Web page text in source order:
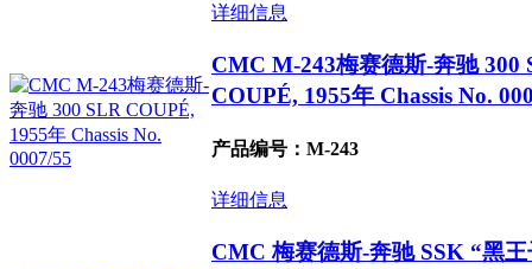
详细信息
CMC M-243梅赛德斯-奔驰 300
COUPÉ, 1955年 Chassis No.
产品编号：M-243
详细信息
CMC 梅赛德斯-奔驰 SSK “黑